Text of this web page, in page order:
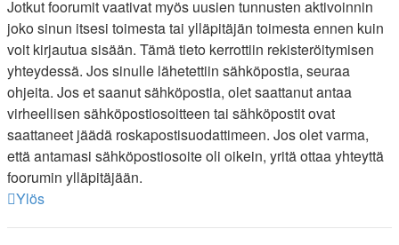
Jotkut foorumit vaativat myös uusien tunnusten aktivoinnin
joko sinun itsesi toimesta tai ylläpitäjän toimesta ennen kuin
voit kirjautua sisään. Tämä tieto kerrottiin rekisteröitymisen
yhteydessä. Jos sinulle lähetettiin sähköpostia, seuraa
ohjeita. Jos et saanut sähköpostia, olet saattanut antaa
virheellisen sähköpostiosoitteen tai sähköpostit ovat
saattaneet jäädä roskapostisuodattimeen. Jos olet varma,
että antamasi sähköpostiosoite oli oikein, yritä ottaa yhteyttä
foorumin ylläpitäjään.
Ylös